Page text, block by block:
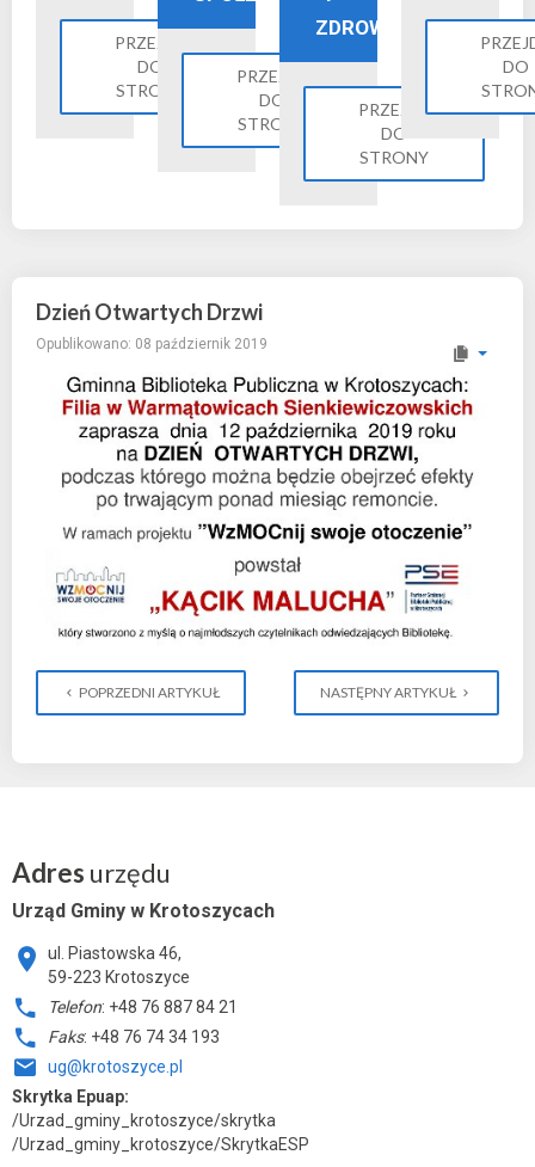
PRZEJDŹ
DO
STRONY
PRZEJDŹ
DO
STRONY
ZDROWIE
PRZEJDŹ
DO
STRONY
DO
Dzień Otwartych Drzwi
Opublikowano: 08 październik 2019
POPRZEDNI ARTYKUŁ NASTĘPNY ARTYKUŁ
Adres urzędu
Urząd Gminy w Krotoszycach
ul. Piastowska 46,
59-223 Krotoszyce
Telefon: +48 76 887 84 21
Faks: +48 76 74 34 193
ug@krotoszyce.pl
Skrytka Epuap:
/Urzad_gminy_krotoszyce/skrytka
/Urzad_gminy_krotoszyce/SkrytkaESP